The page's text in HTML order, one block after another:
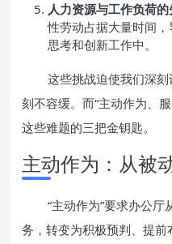
人力资源与工作负荷的
性劳动占据大量时间
思考和创新工作中。
这些挑战迫使我们深
刻不容缓。而“主动作为、
这些难题的三把金钥匙。
主动作为：从被
“主动作为”要求办公
务，转变为积极预判、提